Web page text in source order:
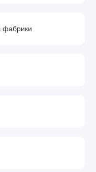
150x10х2070 мм.
двери,
проема. Он
стены
количество
фабрики